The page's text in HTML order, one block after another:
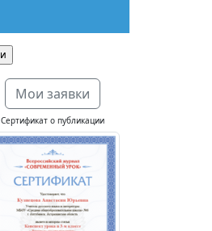
Мои заявки
Сертификат о публикации